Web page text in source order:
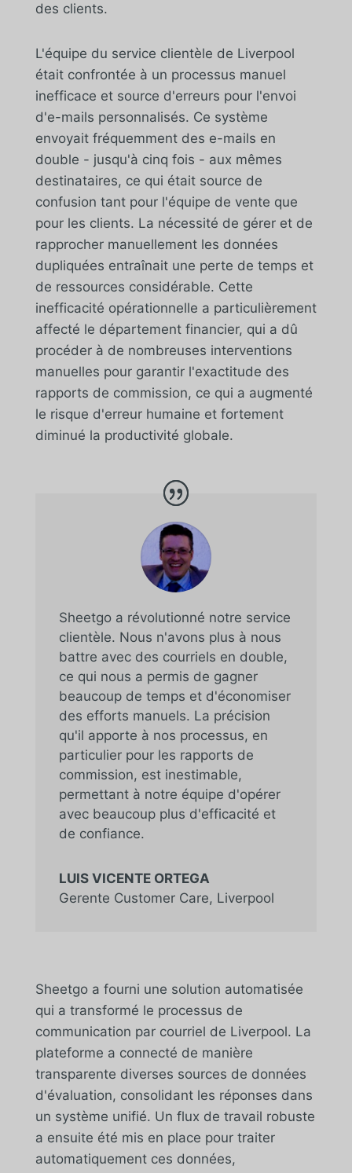
des clients.
L'équipe du service clientèle de Liverpool
était confrontée à un processus manuel
inefficace et source d'erreurs pour l'envoi
d'e-mails personnalisés. Ce système
envoyait fréquemment des e-mails en
double - jusqu'à cinq fois - aux mêmes
destinataires, ce qui était source de
confusion tant pour l'équipe de vente que
pour les clients. La nécessité de gérer et de
rapprocher manuellement les données
dupliquées entraînait une perte de temps et
de ressources considérable. Cette
inefficacité opérationnelle a particulièrement
affecté le département financier, qui a dû
procéder à de nombreuses interventions
manuelles pour garantir l'exactitude des
rapports de commission, ce qui a augmenté
le risque d'erreur humaine et fortement
diminué la productivité globale.
Sheetgo a révolutionné notre service
clientèle. Nous n'avons plus à nous
battre avec des courriels en double,
ce qui nous a permis de gagner
beaucoup de temps et d'économiser
des efforts manuels. La précision
qu'il apporte à nos processus, en
particulier pour les rapports de
commission, est inestimable,
permettant à notre équipe d'opérer
avec beaucoup plus d'efficacité et
de confiance.
LUIS VICENTE ORTEGA
Gerente Customer Care, Liverpool
Sheetgo a fourni une solution automatisée
qui a transformé le processus de
communication par courriel de Liverpool. La
plateforme a connecté de manière
transparente diverses sources de données
d'évaluation, consolidant les réponses dans
un système unifié. Un flux de travail robuste
a ensuite été mis en place pour traiter
automatiquement ces données,